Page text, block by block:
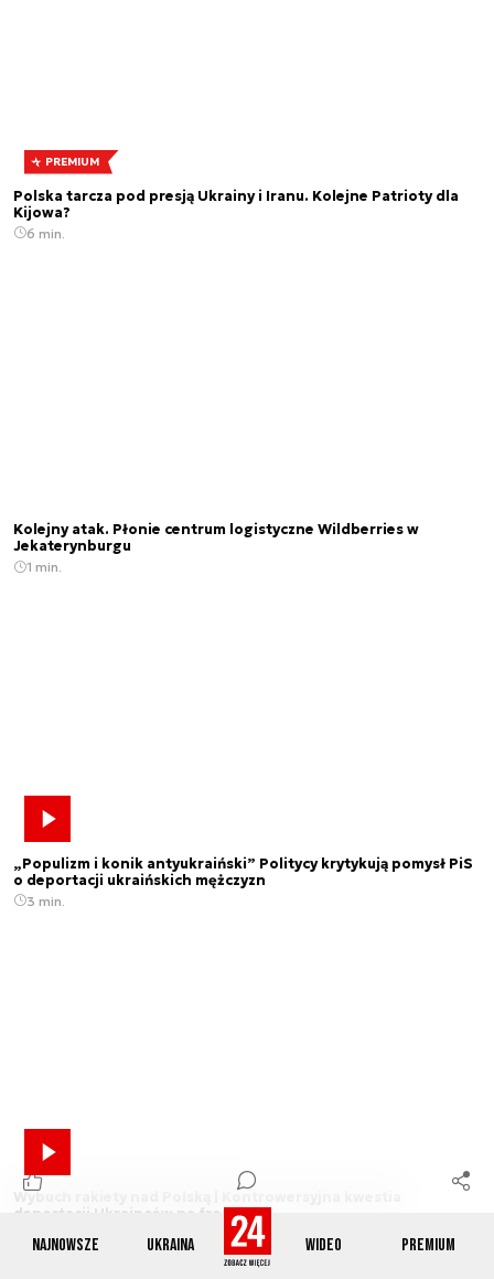
Najnowsze Ukraina Wideo Premium
PREMIUM
Polska tarcza pod presją Ukrainy i Iranu. Kolejne Patrioty dla
Kijowa?
6 min.
Kolejny atak. Płonie centrum logistyczne Wildberries w
Jekaterynburgu
1 min.
„Populizm i konik antyukraiński” Politycy krytykują pomysł PiS
o deportacji ukraińskich mężczyzn
3 min.
deportacji Ukrainców na front
1 min.